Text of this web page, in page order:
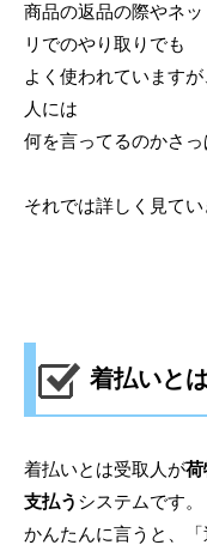
商品の返品の際やネ
リでのやり取りでも
よく使われています
人には
何を言ってるのかさっ
それでは詳しく見てい
着払いと
着払いとは受取人が荷
支払う システムです。
かんたんに言うと、